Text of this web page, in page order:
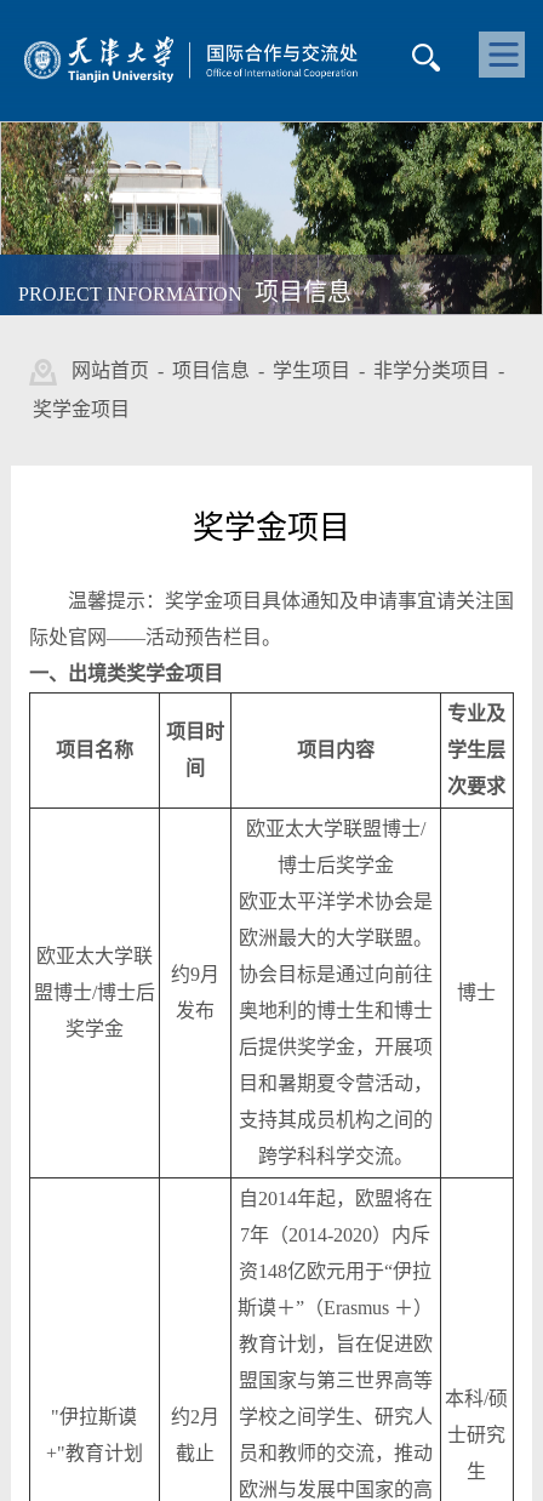
PROJECT INFORMATION 项目信息
网站首页 - 项目信息 - 学生项目 - 非学分类项目
-
奖学金项目
奖学金项目
温馨提示：奖学金项目具体通知及申请事宜请关注国
际处官网——活动预告栏目。
一、出境类奖学金项目
项目名称
项目时
间
项目内容
专业及
学生层
次要求
欧亚太大学联
盟博士/博士后
奖学金
约9月
发布
欧亚太大学联盟博士/
博士后奖学金
欧亚太平洋学术协会是
欧洲最大的大学联盟。
协会目标是通过向前往
奥地利的博士生和博士
后提供奖学金，开展项
目和暑期夏令营活动，
支持其成员机构之间的
跨学科科学交流。
博士
"伊拉斯谟
+"教育计划
约2月
截止
自2014年起，欧盟将在
7年（2014-2020）内斥
资148亿欧元用于“伊拉
斯谟＋”（Erasmus ＋）
教育计划，旨在促进欧
盟国家与第三世界高等
学校之间学生、研究人
员和教师的交流，推动
欧洲与发展中国家的高
本科/硕
士研究
生